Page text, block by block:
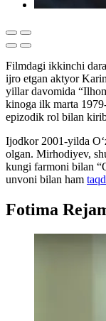
Filmdagi ikkinchi
ijro etgan aktyor
yillar davomida
kinoga ilk marta
epizodik rol bilan
Ijodkor 2001-yilda
olgan. Mirhodiyev,
kungi farmoni bilan
unvoni bilan ham
Fotima